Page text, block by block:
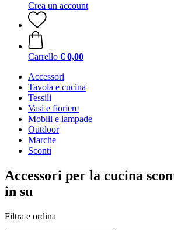
Crea un account
Carrello € 0,00
Accessori
Tavola e cucina
Tessili
Vasi e fioriere
Mobili e lampade
Outdoor
Marche
Sconti
Accessori per la cucina
in su
Filtra e ordina